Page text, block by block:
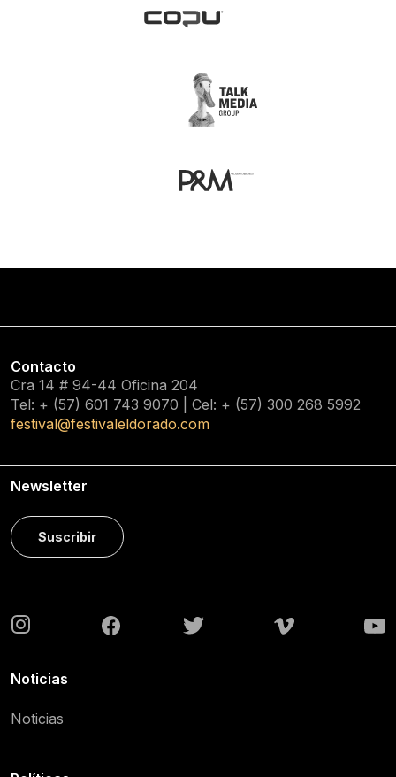
Contacto
Cra 14 # 94-44 Oficina 204
Tel: + (57) 601 743 9070 | Cel: + (57) 300 268 5992
festival@festivaleldorado.com
Newsletter
Suscribir
Noticias
Noticias